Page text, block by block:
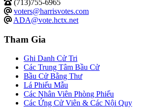
(713)755-6965
voters@harrisvotes.com
ADA@vote.hctx.net
Tham Gia
Ghi Danh Cử Tri
Các Trung Tâm Bầu Cử
Bầu Cử Bằng Thư
Lá Phiếu Mẫu
Các Nhân Viên Phòng Phiếu
Các Ứng Cử Viên & Các Nội Quy